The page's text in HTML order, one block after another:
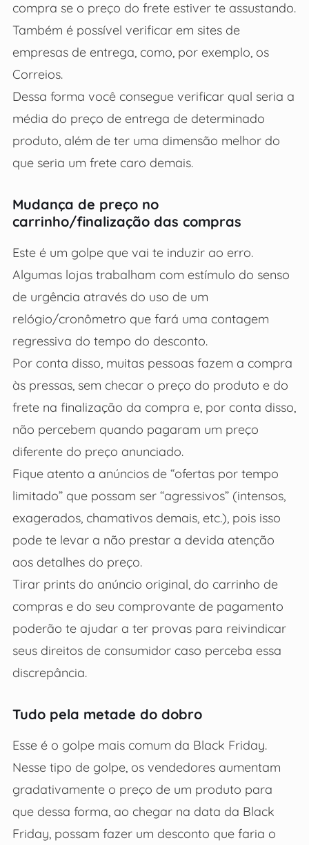
compra se o preço do frete estiver te assustando.
Também é possível verificar em sites de
empresas de entrega, como, por exemplo, os
Correios.
Dessa forma você consegue verificar qual seria a
média do preço de entrega de determinado
produto, além de ter uma dimensão melhor do
que seria um frete caro demais.
Mudança de preço no
carrinho/finalização das compras
Este é um golpe que vai te induzir ao erro.
Algumas lojas trabalham com estímulo do senso
de urgência através do uso de um
relógio/cronômetro que fará uma contagem
regressiva do tempo do desconto.
Por conta disso, muitas pessoas fazem a compra
às pressas, sem checar o preço do produto e do
frete na finalização da compra e, por conta disso,
não percebem quando pagaram um preço
diferente do preço anunciado.
Fique atento a anúncios de “ofertas por tempo
limitado” que possam ser “agressivos” (intensos,
exagerados, chamativos demais, etc.), pois isso
pode te levar a não prestar a devida atenção
aos detalhes do preço.
Tirar prints do anúncio original, do carrinho de
compras e do seu comprovante de pagamento
poderão te ajudar a ter provas para reivindicar
seus direitos de consumidor caso perceba essa
discrepância.
Tudo pela metade do dobro
Esse é o golpe mais comum da Black Friday.
Nesse tipo de golpe, os vendedores aumentam
gradativamente o preço de um produto para
que dessa forma, ao chegar na data da Black
Friday, possam fazer um desconto que faria o